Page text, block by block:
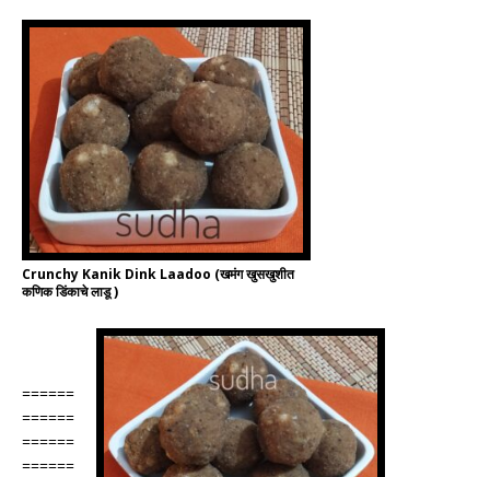
Crunchy Kanik Dink Laadoo (खमंग खुसखुशीत
कणिक डिंकाचे लाडू )
======
======
======
======